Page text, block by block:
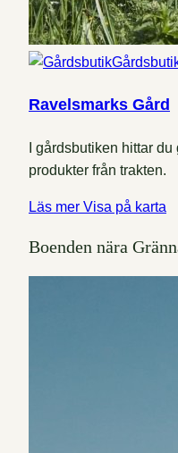
Ravelsmarks Gård
I gårdsbutiken hittar
produkter från trakten.
Läs mer Visa på karta
Boenden nära